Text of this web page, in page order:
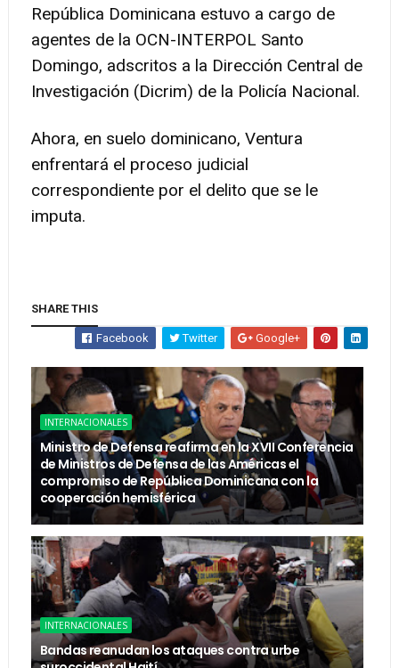
República Dominicana estuvo a cargo de
agentes de la OCN-INTERPOL Santo
Domingo, adscritos a la Dirección Central de
Investigación (Dicrim) de la Policía Nacional.
Ahora, en suelo dominicano, Ventura
enfrentará el proceso judicial
correspondiente por el delito que se le
imputa.
SHARE THIS
Facebook Twitter Google+
INTERNACIONALES
Ministro de Defensa reafirma en la XVII Conferencia
de Ministros de Defensa de las Américas el
compromiso de República Dominicana con la
cooperación hemisférica
INTERNACIONALES
Bandas reanudan los ataques contra urbe